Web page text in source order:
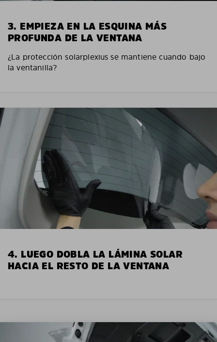
3. EMPIEZA EN LA ESQUINA MÁS
PROFUNDA DE LA VENTANA
¿La protección solarplexius se mantiene cuando bajo
la ventanilla?
4. LUEGO DOBLA LA LÁMINA SOLAR
HACIA EL RESTO DE LA VENTANA